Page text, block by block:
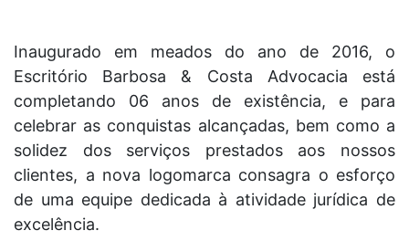
Inaugurado em meados do ano de 2016, o
Escritório Barbosa & Costa Advocacia está
completando 06 anos de existência, e para
celebrar as conquistas alcançadas, bem como a
solidez dos serviços prestados aos nossos
clientes, a nova logomarca consagra o esforço
de uma equipe dedicada à atividade jurídica de
excelência.